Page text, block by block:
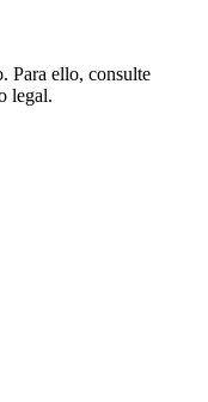
Para ello, consulte
legal.